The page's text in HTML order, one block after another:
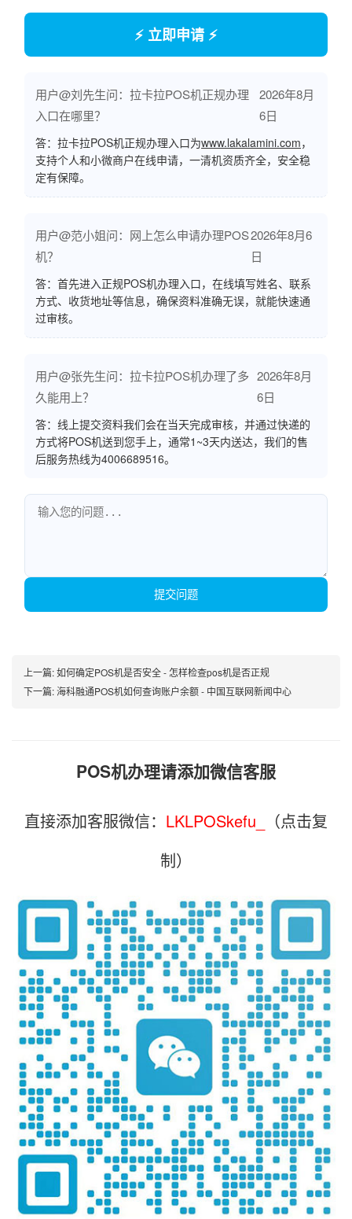
⚡ 立即申请 ⚡
用户@刘先生问：拉卡拉POS机正规办理
入口在哪里？
2026年8月
6日
答：拉卡拉POS机正规办理入口为www.lakalamini.com，
支持个人和小微商户在线申请，一清机资质齐全，安全稳
定有保障。
用户@范小姐问：网上怎么申请办理POS
机？
2026年8月6
日
答：首先进入正规POS机办理入口，在线填写姓名、联系
方式、收货地址等信息，确保资料准确无误，就能快速通
过审核。
用户@张先生问：拉卡拉POS机办理了多
久能用上？
2026年8月
6日
答：线上提交资料我们会在当天完成审核，并通过快递的
方式将POS机送到您手上，通常1~3天内送达，我们的售
后服务热线为4006689516。
提交问题
上一篇:如何确定POS机是否安全 - 怎样检查pos机是否正规
下一篇:海科融通POS机如何查询账户余额 - 中国互联网新闻中心
POS机办理请添加微信客服
直接添加客服微信： LKLPOSkefu_
（点击复
制）